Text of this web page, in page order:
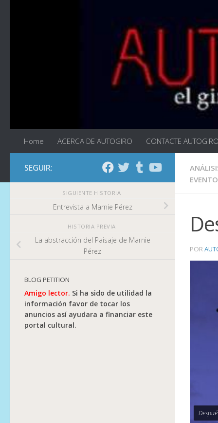
Home ACERCA DE AUTOGIRO CONTACTE AUTOGIRO
POR
SEGUIR:
SIGUIENTE HISTORIA
Entrevista a Marnie Pérez
HISTORIA PREVIA
La abstracción del Paisaje de Marnie
Pérez
BLOG PETITION
Amigo lector. Si ha sido de utilidad la
información favor de tocar los
anuncios así ayudara a financiar este
portal cultural.